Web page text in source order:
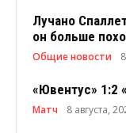
Лучано
он больше
Общие новости
«Ювентус» 1:2
Матч 8 августа,